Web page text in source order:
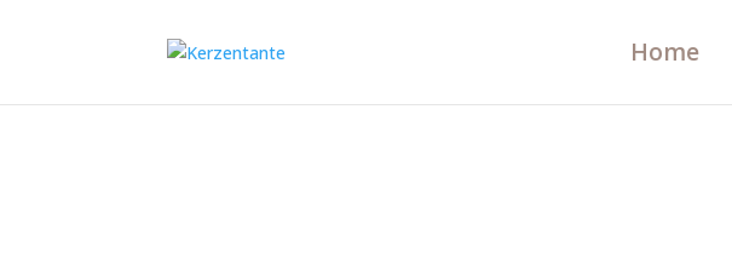
Home